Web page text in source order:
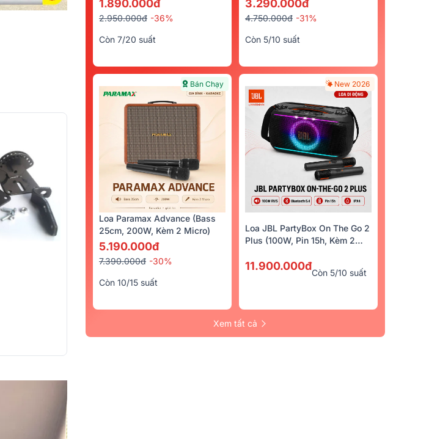
1.890.000đ
2.950.000đ -36%
Còn 7/20 suất
3.290.000đ
4.750.000đ -31%
Còn 5/10 suất
Bán Chạy
Loa Paramax Advance (Bass
25cm, 200W, Kèm 2 Micro)
5.190.000đ
7.390.000đ -30%
Còn 10/15 suất
New 2026
Loa JBL PartyBox On The Go 2
Plus (100W, Pin 15h, Kèm 2
11.900.000đ
Còn 5/10 suất
Xem tất cả